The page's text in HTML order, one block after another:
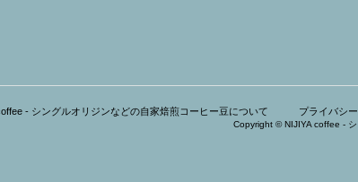
- シングルオリジンなどの自家焙煎コーヒー豆について プライバシ
Copyright © NIJIYA coffee -